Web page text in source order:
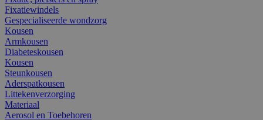
Fixatiewindels
Gespecialiseerde wondzorg
Kousen
Armkousen
Diabeteskousen
Kousen
Steunkousen
Aderspatkousen
Littekenverzorging
Materiaal
Aerosol en Toebehoren